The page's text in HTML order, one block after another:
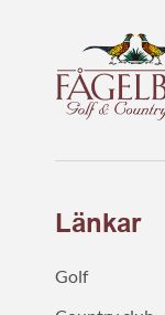
Länkar
Golf